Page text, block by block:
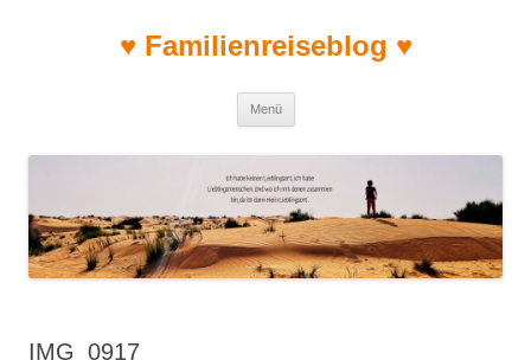
♥ Familienreiseblog ♥
Menü
IMG_0917